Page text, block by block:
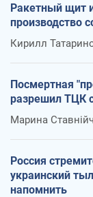
Ракетный щит
производство
Кирилл
Посмертная
разрешил ТЦК
Марина
Россия
украинский
напомнить